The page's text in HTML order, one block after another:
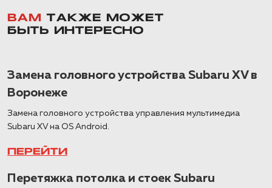
ВАМ
ТАКЖЕ МОЖЕТ
БЫТЬ ИНТЕРЕСНО
Замена головного устройства Subaru XV в
Воронеже
Замена головного устройства управления мультимедиа
Subaru XV на OS Android.
ПЕРЕЙТИ
Перетяжка потолка и стоек Subaru